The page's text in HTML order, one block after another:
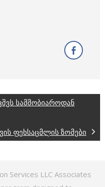
სამშობიაროდან
ფეხსაცმლის ზომები
Services LLC Associates